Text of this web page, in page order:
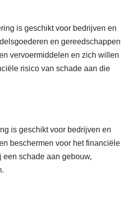
is geschikt voor bedrijven en
en gereedschappen
vervoermiddelen en zich willen
risico van schade aan die
is geschikt voor bedrijven en
beschermen voor het financiële
een schade aan gebouw,